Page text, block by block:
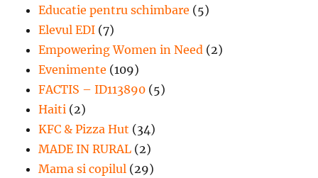
Educatie pentru schimbare (5)
Elevul EDI (7)
Empowering Women in Need (2)
Evenimente (109)
FACTIS – ID113890 (5)
Haiti (2)
KFC & Pizza Hut (34)
MADE IN RURAL (2)
Mama si copilul (29)